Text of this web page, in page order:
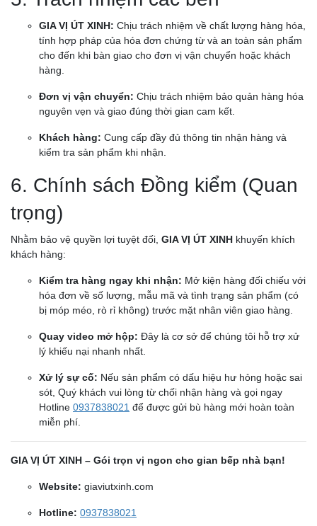
GIA VỊ ÚT XINH: Chịu trách nhiệm về chất lượng hàng hóa,
tính hợp pháp của hóa đơn chứng từ và an toàn sản phẩm
cho đến khi bàn giao cho đơn vị vận chuyển hoặc khách
hàng.
Đơn vị vận chuyển: Chịu trách nhiệm bảo quản hàng hóa
nguyên vẹn và giao đúng thời gian cam kết.
Khách hàng: Cung cấp đầy đủ thông tin nhận hàng và
kiểm tra sản phẩm khi nhận.
6. Chính sách Đồng kiểm (Quan
trọng)
Nhằm bảo vệ quyền lợi tuyệt đối, GIA VỊ ÚT XINH khuyến khích
khách hàng:
Kiểm tra hàng ngay khi nhận: Mở kiện hàng đối chiếu với
hóa đơn về số lượng, mẫu mã và tình trạng sản phẩm (có
bị móp méo, rò rỉ không) trước mặt nhân viên giao hàng.
Quay video mở hộp: Đây là cơ sở để chúng tôi hỗ trợ xử
lý khiếu nại nhanh nhất.
Xử lý sự cố: Nếu sản phẩm có dấu hiệu hư hỏng hoặc sai
sót, Quý khách vui lòng từ chối nhận hàng và gọi ngay
Hotline 0937838021 để được gửi bù hàng mới hoàn toàn
miễn phí.
GIA VỊ ÚT XINH – Gói trọn vị ngon cho gian bếp nhà bạn!
Website: giaviutxinh.com
Hotline: 0937838021